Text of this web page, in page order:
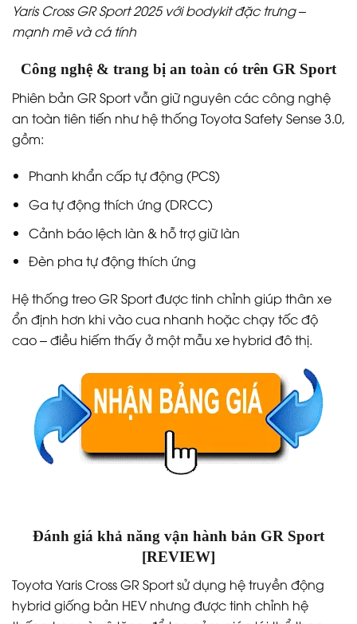
Yaris Cross GR Sport 2025 với bodykit đặc trưng –
mạnh mẽ và cá tính
Công nghệ & trang bị an toàn có trên GR Sport
Phiên bản GR Sport vẫn giữ nguyên các công nghệ
an toàn tiên tiến như hệ thống Toyota Safety Sense 3.0,
gồm:
Phanh khẩn cấp tự động (PCS)
Ga tự động thích ứng (DRCC)
Cảnh báo lệch làn & hỗ trợ giữ làn
Đèn pha tự động thích ứng
Hệ thống treo GR Sport được tinh chỉnh giúp thân xe
ổn định hơn khi vào cua nhanh hoặc chạy tốc độ
cao – điều hiếm thấy ở một mẫu xe hybrid đô thị.
Đánh giá khả năng vận hành bản GR Sport
[REVIEW]
Toyota Yaris Cross GR Sport sử dụng hệ truyền động
hybrid giống bản HEV nhưng được tinh chỉnh hệ